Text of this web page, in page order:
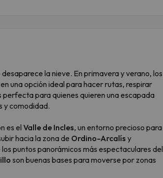
la nieve. En primavera y verano, los
una opción ideal para hacer rutas, respirar
para quienes quieren una escapada
y comodidad.
es el Valle de Incles, un entorno precioso para
hacia la zona de Ordino-Arcalís y
los puntos panorámicos más espectaculares del
son buenas bases para moverse por zonas